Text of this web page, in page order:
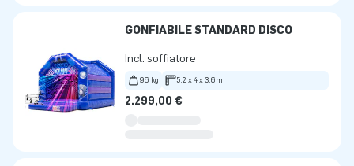
GONFIABILE STANDARD DISCO
Incl. soffiatore
96 kg 5.2 x 4 x 3.6m
2.299,00 €